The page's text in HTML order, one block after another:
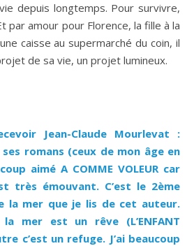
depuis longtemps. Pour survivre,
par amour pour Florence, la fille à la
caisse au supermarché du coin, il
de sa vie, un projet lumineux.
Jean-Claude Mourlevat :
romans (ceux de mon âge en
aimé A COMME VOLEUR car
très émouvant. C’est le 2ème
la mer que je lis de cet auteur.
mer est un rêve (L’ENFANT
c’est un refuge. J’ai beaucoup